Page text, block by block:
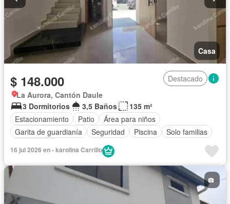
Casa
$ 148.000
Destacado
La Aurora, Cantón Daule
3 Dormitorios
3,5 Baños
135 m²
Estacionamiento
Patio
Área para niños
Garita de guardianía
Seguridad Piscina
Solo familias
16 jul 2026 en - karolina Carrillo